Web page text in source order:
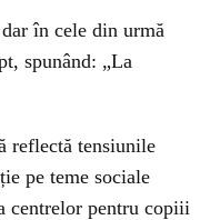
în cele din urmă
spunând: „La
reflectă tensiunile
pe teme sociale
centrelor pentru copiii